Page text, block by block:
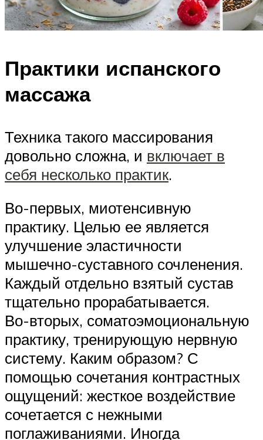
Практики испанского
массажа
Техника такого массирования
довольно сложна, и включает в
себя несколько практик.
Во-первых, миотенсивную
практику. Целью ее является
улучшение эластичности
мышечно-суставного сочленения.
Каждый отдельно взятый сустав
тщательно прорабатывается.
Во-вторых, соматоэмоциональную
практику, тренирующую нервную
систему. Каким образом? С
помощью сочетания контрастных
ощущений: жесткое воздействие
сочетается с нежными
поглаживаниями. Иногда